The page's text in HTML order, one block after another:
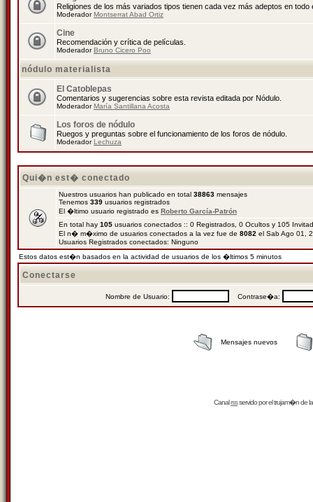
Religiones de los más variados tipos tienen cada vez más adeptos en todo
ModeradorMontserrat Abad Ortiz
Cine
Recomendación y crítica de películas.
ModeradorBruno Cicero Poo
nódulo materialista
El Catoblepas
Comentarios y sugerencias sobre esta revista editada por Nódulo.
ModeradorMaría Santillana Acosta
Los foros de nódulo
Ruegos y preguntas sobre el funcionamiento de los foros de nódulo.
ModeradorLechuza
Qui�n est� conectado
Nuestros usuarios han publicado en total 38863 mensajes
Tenemos 339 usuarios registrados
El �ltimo usuario registrado es Roberto García-Patrón
En total hay 105 usuarios conectados :: 0 Registrados, 0 Ocultos y 105
El n� m�ximo de usuarios conectados a la vez fue de 8082 el Sab Ago 01,
Usuarios Registrados conectados: Ninguno
Estos datos est�n basados en la actividad de usuarios de los �ltimos 5 minutos
Conectarse
Nombre de Usuario: Contrase�a:
Mensajes nuevos
Canalrssservido por eltrujam�nde